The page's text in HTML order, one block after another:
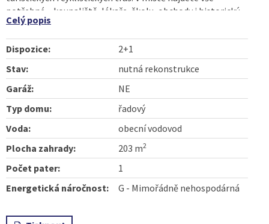
potřebné – koupaliště, lékaře, školu, obchody i historický
zámek. Výborné zázemí a zároveň klid venkova dělají z této
nabídky skvělou investici do rekreačního bydlení či trvalého
domova. Prezentované informace byly nabyty v dobré víře
od vlastníka nemovitosti a naše společnost je
zprostředkovává, co by data informačního charakteru, za
jejichž správnost a úplnost nenese odpovědnost. RK uvádí,
že průkaz energetické náročnosti budovy nebyl doposud
majitelem předložen, resp. je ve stádiu zpracování. V
souladu s právní úpravou proto RK uvádí energetickou třídu
G.
Celý popis
Dispozice:
2+1
Stav:
nutná rekonstrukce
Garáž:
NE
Typ domu:
řadový
Voda:
obecní vodovod
Plocha zahrady:
203 m2
Počet pater:
1
Energetická náročnost:
G - Mimořádně nehospodárná